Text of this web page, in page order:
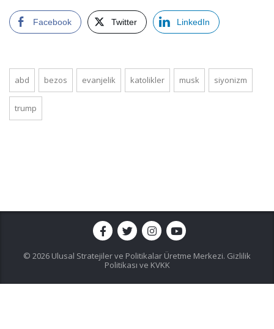
Facebook Twitter LinkedIn
abd bezos evanjelik katolikler musk siyonizm
trump
© 2026 Ulusal Stratejiler ve Politikalar Üretme Merkezi. Gizlilik
Politikası ve KVKK